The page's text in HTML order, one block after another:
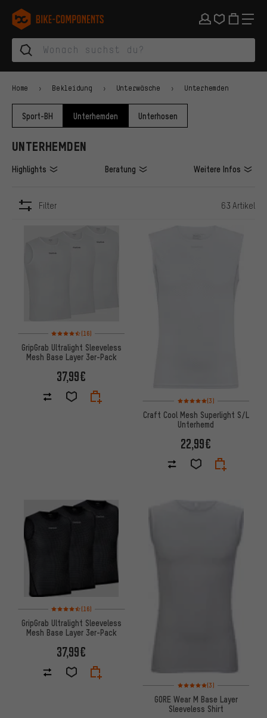
Zur Hauptnavigation springen
Zur Kategorienavigation springen
Zum Inhalt springen
Zu Marken und Newsletter springen
Zur Fußzeile springen
bike-components.de Startseite
Home Bekleidung Unterwäsche Unterhemden
Sport-BH Unterhemden Unterhosen
UNTERHEMDEN
Highlights Beratung Weitere Infos
Filter 63 Artikel
Bewertungen: 4,5 von 5 basierend auf 16 Bewertungen
(16)
GripGrab Ultralight Sleeveless
Mesh Base Layer 3er-Pack
37,99€
Bewertungen: 5 von 5
(3)
Craft Cool Mesh Superlight S/L
Unterhemd
22,99€
Bewertungen: 4,5 von 5 basierend auf 16 Bewertungen
(16)
GripGrab Ultralight Sleeveless
Mesh Base Layer 3er-Pack
37,99€
Bewertungen: 5 von 5
(3)
GORE Wear M Base Layer
Sleeveless Shirt